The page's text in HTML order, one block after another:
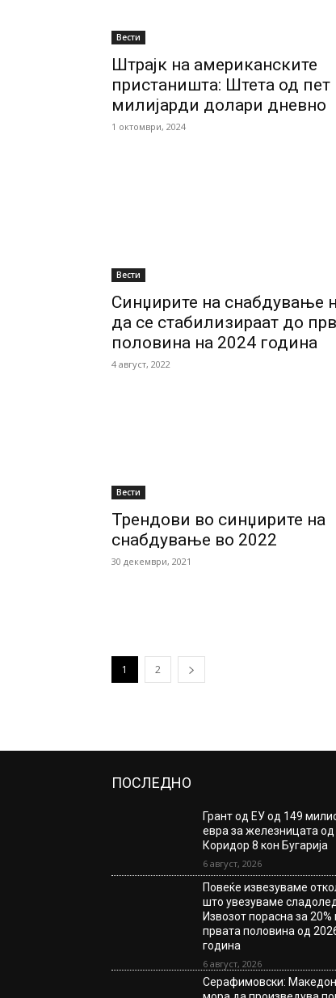
Вести
Штрајк на американските
пристаништа: Штета од пет
милијарди долари дневно
1 октомври, 2024
Вести
Синџирите на снабдување
да се стабилизираат до
половина на 2024 година
4 август, 2022
Вести
Трендови во синџирите на
снабдување во 2022
30 декември, 2021
1 2
ПОСЛЕДНО
Грант од ЕУ од 149
евра за железницата од
Коридор 8 кон Бугарија
6 август, 2026
Повеќе извезуваме
што увезуваме
Извозот порасна за 20%
првата половина од
година
6 август, 2026
Серафимовски: